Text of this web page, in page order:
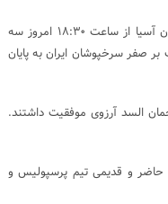
تیم های فوتبال پرسپولیس و السد در دیدار برگشت مرحله نیمه نهایی لیگ قهرمانان آسیا از ساعت ۱۸:۳۰ امروز سه
صفر سرخپوشان ایران به پایان
السد آرزوی موفقیت داشتند.
حاضر و قدیمی تیم پرسپولیس و